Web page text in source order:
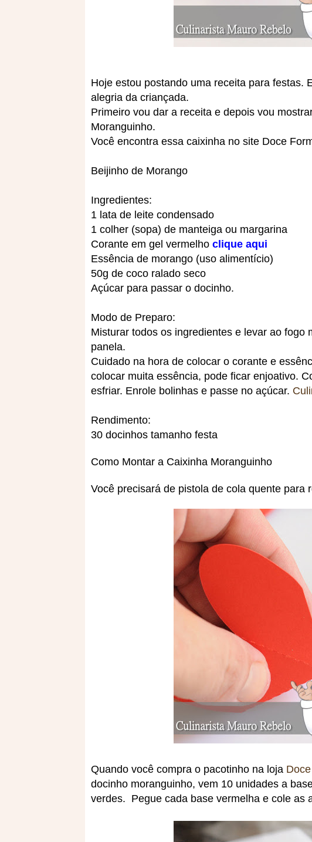
Hoje estou postando uma receita para festas.
alegria da criançada.
Primeiro vou dar a receita e depois vou
Moranguinho.
Você encontra essa caixinha no site Doce
Beijinho de Morango
Ingredientes:
1 lata de leite condensado
1 colher (sopa) de manteiga ou margarina
Corante em gel vermelho clique aqui
Essência de morango (uso alimentício)
50g de coco ralado seco
Açúcar para passar o docinho.
Modo de Preparo:
Misturar todos os ingredientes e levar ao fogo
panela.
Cuidado na hora de colocar o corante e
colocar muita essência, pode ficar enjoativo.
esfriar. Enrole bolinhas e passe no açúcar.
Rendimento:
30 docinhos tamanho festa
Como Montar a Caixinha Moranguinho
Você precisará de pistola de cola quente para
Quando você compra o pacotinho na loja
docinho moranguinho, vem 10 unidades a
verdes. Pegue cada base vermelha e cole as